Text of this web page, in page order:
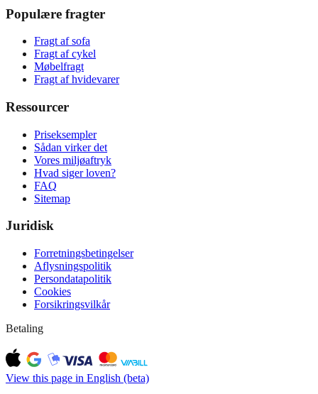
Populære fragter
Fragt af sofa
Fragt af cykel
Møbelfragt
Fragt af hvidevarer
Ressourcer
Priseksempler
Sådan virker det
Vores miljøaftryk
Hvad siger loven?
FAQ
Sitemap
Juridisk
Forretningsbetingelser
Aflysningspolitik
Persondatapolitik
Cookies
Forsikringsvilkår
Betaling
View this page in English (beta)